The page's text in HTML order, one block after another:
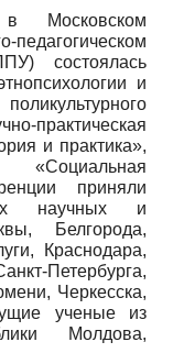
Московском
состоялась
и
практическая
и практика»,
«Социальная
приняли
научных и
Белгорода,
Краснодара,
Петербурга,
Черкесска,
ученые из
Молдова,